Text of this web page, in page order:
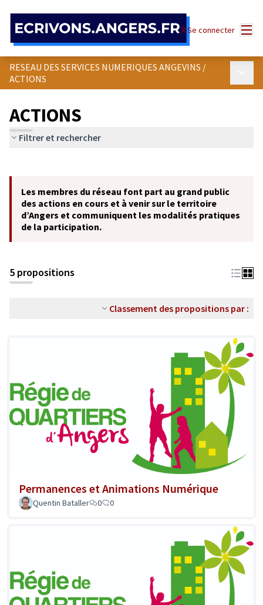
Se connecter
RESEAU DES SERVICES NUMERIQUES ANGEVINS /
ACTIONS
ACTIONS
Filtrer et rechercher
−
Les membres du réseau font part au grand public
des actions en cours et à venir sur le territoire
d’Angers et communiquent les modalités pratiques
de la participation.
5 propositions
Classement des propositions par :
Permanences et Animations Numérique
Quentin Bataller 0 0